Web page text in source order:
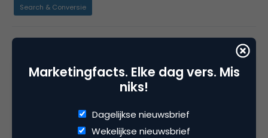
Search & Conversie
Tags
zoekmachine marketing
Plaats reactie
Marketingfacts. Elke dag vers. Mis
niks!
Dagelijkse nieuwsbrief
Wekelijkse nieuwsbrief